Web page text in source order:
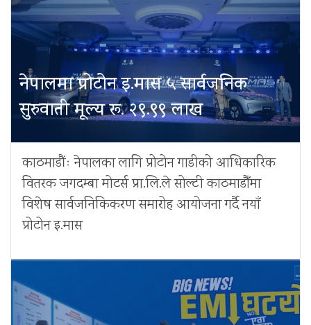
नेपालमा प्रोटोन इ.मास ५ सार्वजनिक
सुरुवाती मूल्य रू. २९.९९ लाख
काठमाडौंः नेपालका लागि प्रोटोन गाडीको आधिकारिक
वितरक जगदम्बा मोटर्स प्रा.लि.ले सोल्टी काठमाडौँमा
विशेष सार्वजनिकिकरण समारोह आयोजना गर्दै नयाँ
प्रोटोन इ.मास